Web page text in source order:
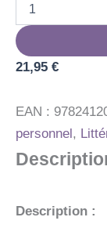
COMMENT
LE
MIRACLE
TRANSFORMER
VIE
21,95 €
EAN :
personnel ,
Description :